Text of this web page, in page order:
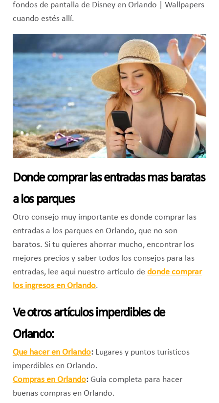
fondos de pantalla de Disney en Orlando | Wallpapers
cuando estés allí.
Donde comprar las entradas mas baratas
a los parques
Otro consejo muy importante es donde comprar las
entradas a los parques en Orlando, que no son
baratos. Si tu quieres ahorrar mucho, encontrar los
mejores precios y saber todos los consejos para las
entradas, lee aqui nuestro artículo de donde comprar
los ingresos en Orlando.
Ve otros artículos imperdibles de
Orlando:
Que hacer en Orlando:Lugares y puntos turísticos
imperdibles en Orlando.
Compras en Orlando:Guía completa para hacer
buenas compras en Orlando.